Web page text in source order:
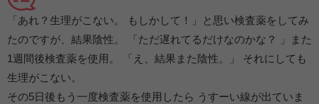
「あれ？生理がこない。 もしかして！」と思い検査薬をしてみ
たのですが、結果陰性。 「ただ遅れてるだけなのかな？ 」また
1週間後検査薬を使用。 「え、結果また陰性。」 それにしても
生理がこない。
その5日後もう一度検査薬を使用したら うすーい線が出ていま